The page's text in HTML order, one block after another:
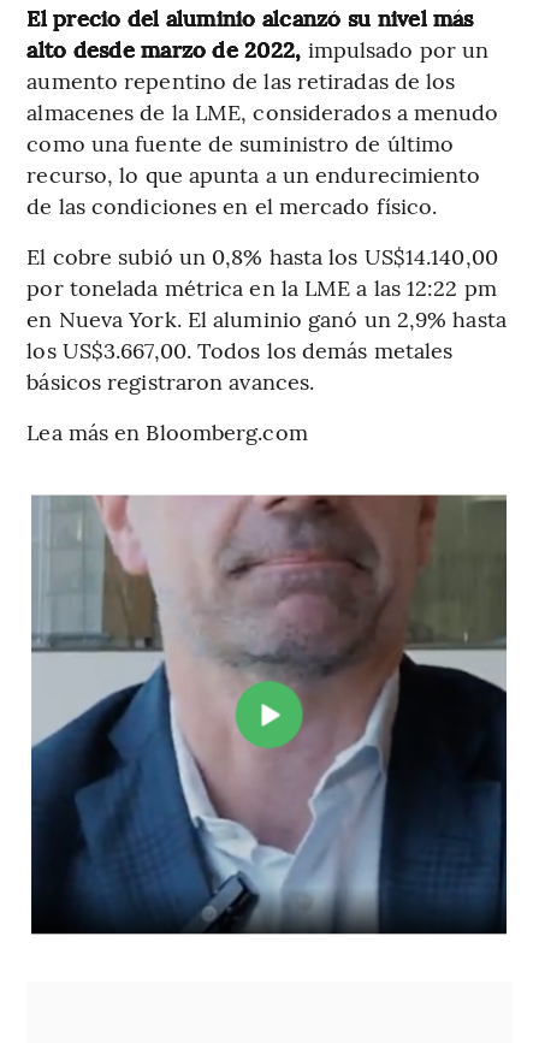
El precio del aluminio alcanzó su nivel más
alto desde marzo de 2022, impulsado por un
aumento repentino de las retiradas de los
almacenes de la LME, considerados a menudo
como una fuente de suministro de último
recurso, lo que apunta a un endurecimiento
de las condiciones en el mercado físico.
El cobre subió un 0,8% hasta los US$14.140,00
por tonelada métrica en la LME a las 12:22 pm
en Nueva York. El aluminio ganó un 2,9% hasta
los US$3.667,00. Todos los demás metales
básicos registraron avances.
Lea más en Bloomberg.com